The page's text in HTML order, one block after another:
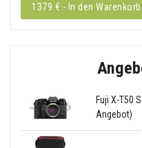
1379 € - In den Warenkorb
Fuji X-T50
Angebot)